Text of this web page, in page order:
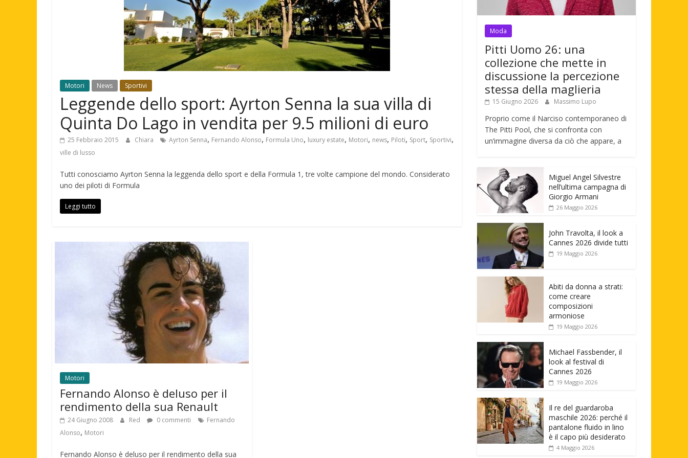
Motori News Sportivi
Leggende dello sport: Ayrton Senna la sua villa di
Quinta Do Lago in vendita per 9.5 milioni di euro
25 Febbraio 2015 Chiara Ayrton Senna, Fernando Alonso, Formula Uno, luxury estate, Motori, news, Piloti, Sport, Sportivi,
ville di lusso
Tutti conosciamo Ayrton Senna la leggenda dello sport e della Formula 1, tre volte campione del mondo. Considerato
uno dei piloti di Formula
Leggi tutto
Motori
Fernando Alonso è deluso per il
rendimento della sua Renault
24 Giugno 2008 Red 0 commenti
Fernando
Alonso, Motori
Fernando Alonso è deluso per il rendimento della sua
Moda
Pitti Uomo 26: una
collezione che mette in
discussione la percezione
stessa della maglieria
15 Giugno 2026 Massimo Lupo
Proprio come il Narciso contemporaneo di
The Pitti Pool, che si confronta con
un’immagine diversa da ciò che appare, a
Miguel Angel Silvestre
nell’ultima campagna di
Giorgio Armani
26 Maggio 2026
John Travolta, il look a
Cannes 2026 divide tutti
19 Maggio 2026
Abiti da donna a strati:
come creare
composizioni
armoniose
19 Maggio 2026
Michael Fassbender, il
look al festival di
Cannes 2026
19 Maggio 2026
Il re del guardaroba
maschile 2026: perché il
pantalone fluido in lino
è il capo più desiderato
4 Maggio 2026